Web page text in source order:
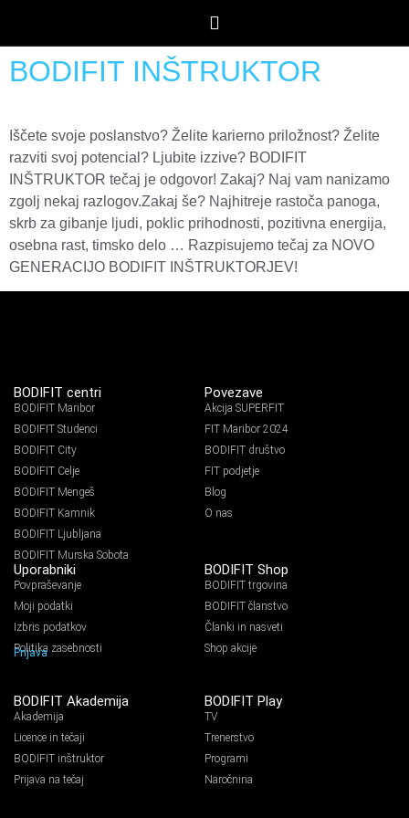
BODIFIT INŠTRUKTOR
Iščete svoje poslanstvo? Želite karierno priložnost? Želite
razviti svoj potencial? Ljubite izzive? BODIFIT
INŠTRUKTOR tečaj je odgovor! Zakaj? Naj vam nanizamo
zgolj nekaj razlogov.Zakaj še? Najhitreje rastoča panoga,
skrb za gibanje ljudi, poklic prihodnosti, pozitivna energija,
osebna rast, timsko delo … Razpisujemo tečaj za NOVO
GENERACIJO BODIFIT INŠTRUKTORJEV!
BODIFIT centri
BODIFIT Maribor
BODIFIT Studenci
BODIFIT City
BODIFIT Celje
BODIFIT Mengeš
BODIFIT Kamnik
BODIFIT Ljubljana
BODIFIT Murska Sobota
Povezave
Akcija SUPERFIT
FIT Maribor 2024
BODIFIT društvo
FIT podjetje
Blog
O nas
Uporabniki
Povpraševanje
Moji podatki
Izbris podatkov
Politika zasebnosti
Prijava
BODIFIT Shop
BODIFIT trgovina
BODIFIT članstvo
Članki in nasveti
Shop akcije
BODIFIT Akademija
Akademija
Licence in tečaji
BODIFIT inštruktor
Prijava na tečaj
BODIFIT Play
TV
Trenerstvo
Programi
Naročnina